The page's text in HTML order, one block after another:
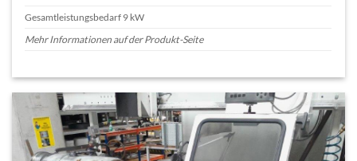
Gesamtleistungsbedarf 9 kW
Mehr Informationen auf der Produkt-Seite